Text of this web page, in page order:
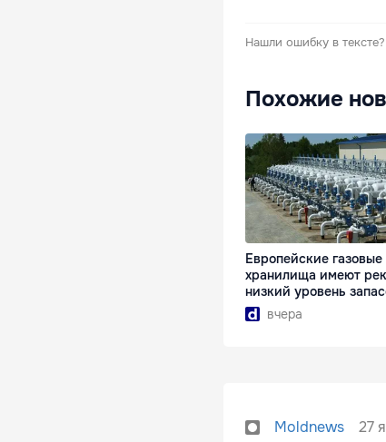
Нашли ошибку в тексте?
Похожие
Европейские газовые
хранилища имеют
низкий уровень
вчера
Moldnews 27